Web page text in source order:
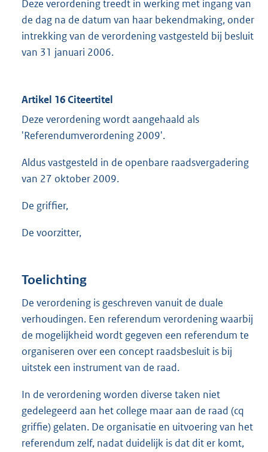
Deze verordening treedt in werking met ingang van
de dag na de datum van haar bekendmaking, onder
intrekking van de verordening vastgesteld bij besluit
van 31 januari 2006.
Artikel 16 Citeertitel
Deze verordening wordt aangehaald als
'Referendumverordening 2009'.
Aldus vastgesteld in de openbare raadsvergadering
van 27 oktober 2009.
De griffier,
De voorzitter,
Toelichting
De verordening is geschreven vanuit de duale
verhoudingen. Een referendum verordening waarbij
de mogelijkheid wordt gegeven een referendum te
organiseren over een concept raadsbesluit is bij
uitstek een instrument van de raad.
In de verordening worden diverse taken niet
gedelegeerd aan het college maar aan de raad (cq
griffie) gelaten. De organisatie en uitvoering van het
referendum zelf, nadat duidelijk is dat dit er komt,